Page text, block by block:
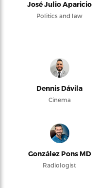
José Julio Aparicio
Politics and law
Dennis Dávila
Cinema
González Pons MD
Radiologist